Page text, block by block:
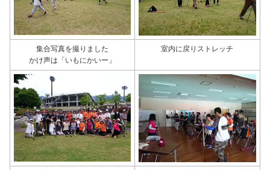
集合写真を撮りました
かけ声は「いもにかいー」
室内に戻りストレッチ